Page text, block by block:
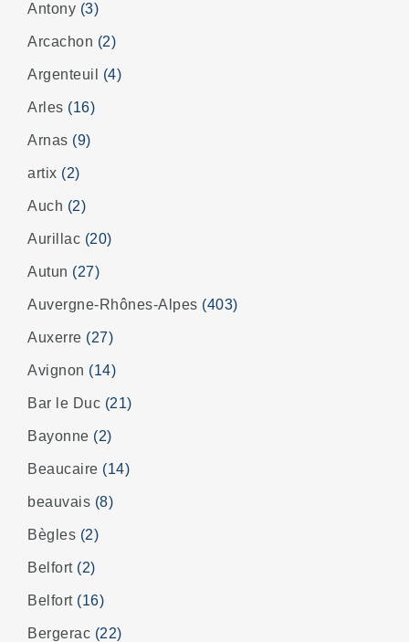
Antony (3)
Arcachon (2)
Argenteuil (4)
Arles (16)
Arnas (9)
artix (2)
Auch (2)
Aurillac (20)
Autun (27)
Auvergne-Rhônes-Alpes (403)
Auxerre (27)
Avignon (14)
Bar le Duc (21)
Bayonne (2)
Beaucaire (14)
beauvais (8)
Bègles (2)
Belfort (2)
Belfort (16)
Bergerac (22)